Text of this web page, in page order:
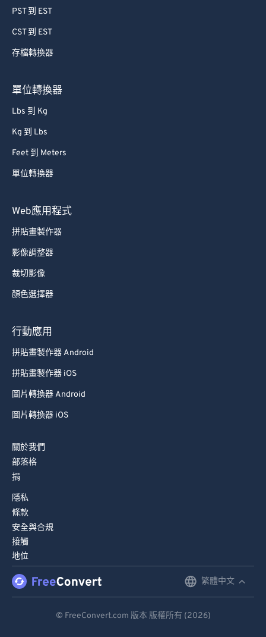
PST 到 EST
CST 到 EST
存檔轉換器
單位轉換器
Lbs 到 Kg
Kg 到 Lbs
Feet 到 Meters
單位轉換器
Web應用程式
拼貼畫製作器
影像調整器
裁切影像
顏色選擇器
行動應用
拼貼畫製作器 Android
拼貼畫製作器 iOS
圖片轉換器 Android
圖片轉換器 iOS
關於我們
部落格
捐
隱私
條款
安全與合規
接觸
地位
繁體中文
© FreeConvert.com 版本 版權所有 (2026)